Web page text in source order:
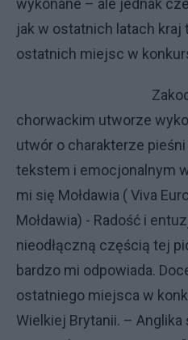
wykonane – ale jednak
jak w ostatnich latach kraj
ostatnich miejsc w
chorwackim utworze
utwór o charakterze
tekstem i emocjonalnym
mi się Mołdawia ( Viva
Mołdawia) - Radość i
nieodłączną częścią tej
bardzo mi odpowiada.
ostatniego miejsca w
Wielkiej Brytanii. –